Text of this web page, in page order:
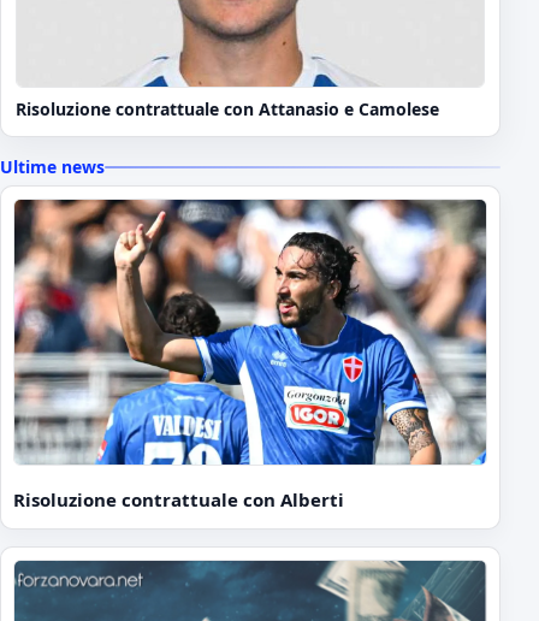
Risoluzione contrattuale con Attanasio e Camolese
Ultime news
Risoluzione contrattuale con Alberti